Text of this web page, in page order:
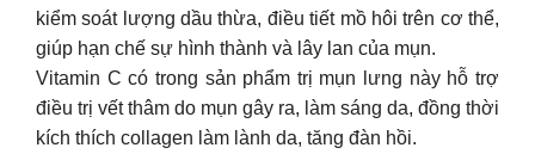
kiểm soát lượng dầu thừa, điều tiết mồ hôi trên cơ thể,
giúp hạn chế sự hình thành và lây lan của mụn.
Vitamin C có trong sản phẩm trị mụn lưng này hỗ trợ
điều trị vết thâm do mụn gây ra, làm sáng da, đồng thời
kích thích collagen làm lành da, tăng đàn hồi.